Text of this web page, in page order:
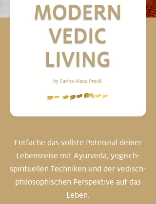
Entfache das vollste Potenzial deiner
Lebensreise mit Ayurveda, yogisch-
spirituellen Techniken und der vedisch-
philosophischen Perspektive auf das
Leben.​